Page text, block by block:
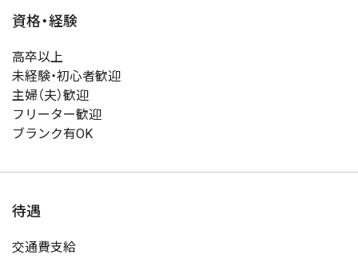
資格・経験
高卒以上
未経験・初心者歓迎
主婦（夫）歓迎
フリーター歓迎
ブランク有OK
待遇
交通費支給